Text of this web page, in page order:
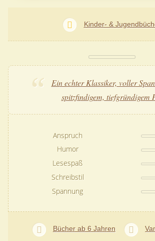
Kinder- &
Ein echter Klassiker, voller
spitzfindigem, tiefgründigem
Anspruch
Humor
Lesespaß
Schreibstil
Spannung
Bücher ab 6 Jahren